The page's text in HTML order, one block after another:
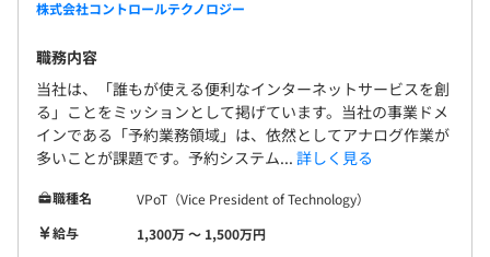
株式会社コントロールテクノロジー
職務内容
当社は、「誰もが使える便利なインターネットサービスを創
る」ことをミッションとして掲げています。当社の事業ドメ
インである「予約業務領域」は、依然としてアナログ作業が
多いことが課題です。予約システム... 詳しく見る
職種名
VPoT（Vice President of Technology）
給与
1,300万 〜 1,500万円